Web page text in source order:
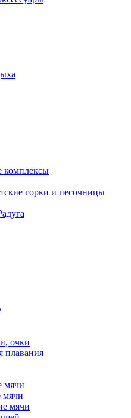
комплексы
горки и песочницы
очки
плавания
мячи
мячи
мячи